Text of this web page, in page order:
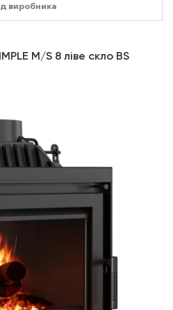
виробника
M/S 8 ліве скло BS